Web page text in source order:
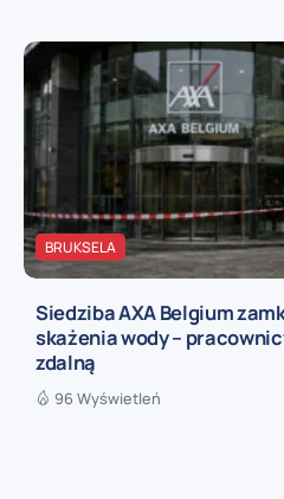
BRUKSELA
Siedziba AXA Belgium
skażenia wody –
zdalną
96 Wyświetleń